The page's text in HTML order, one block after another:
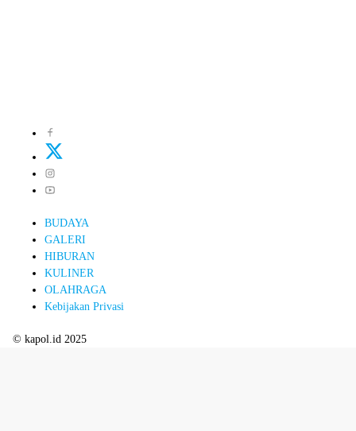
BUDAYA
GALERI
HIBURAN
KULINER
OLAHRAGA
Kebijakan Privasi
© kapol.id 2025